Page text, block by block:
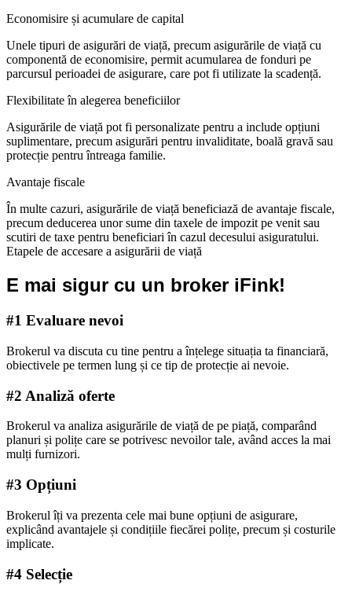
Economisire și acumulare de capital
Unele tipuri de asigurări de viață, precum asigurările de viață cu
componentă de economisire, permit acumularea de fonduri pe
parcursul perioadei de asigurare, care pot fi utilizate la scadență.
Flexibilitate în alegerea beneficiilor
Asigurările de viață pot fi personalizate pentru a include opțiuni
suplimentare, precum asigurări pentru invaliditate, boală gravă sau
protecție pentru întreaga familie.
Avantaje fiscale
În multe cazuri, asigurările de viață beneficiază de avantaje fiscale,
precum deducerea unor sume din taxele de impozit pe venit sau
scutiri de taxe pentru beneficiari în cazul decesului asiguratului.
Etapele de accesare a asigurării de viață
E mai sigur cu un broker iFink!
#1 Evaluare nevoi
Brokerul va discuta cu tine pentru a înțelege situația ta financiară,
obiectivele pe termen lung și ce tip de protecție ai nevoie.
#2 Analiză oferte
Brokerul va analiza asigurările de viață de pe piață, comparând
planuri și polițe care se potrivesc nevoilor tale, având acces la mai
mulți furnizori.
#3 Opțiuni
Brokerul îți va prezenta cele mai bune opțiuni de asigurare,
explicând avantajele și condițiile fiecărei polițe, precum și costurile
implicate.
#4 Selecție